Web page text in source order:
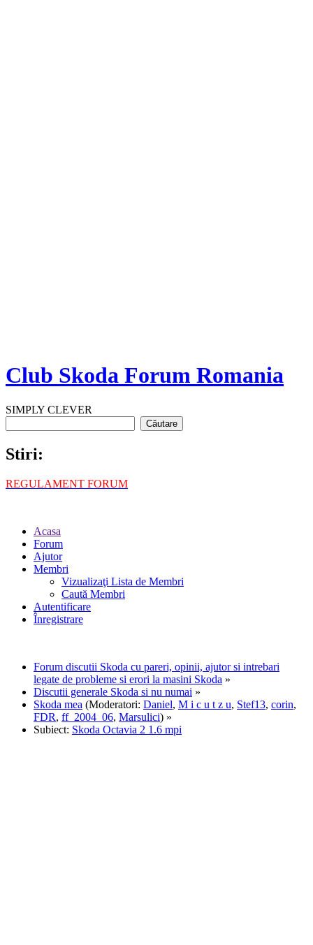
Club Skoda Forum Romania
SIMPLY CLEVER
Stiri:
REGULAMENT FORUM
Acasa
Forum
Ajutor
Membri
Vizualizaţi Lista de Membri
Caută Membri
Autentificare
Înregistrare
Forum discutii Skoda cu pareri, opinii, ajutor si intrebari
legate de probleme si erori la masini Skoda »
Discutii generale Skoda si nu numai »
Skoda mea (Moderatori: Daniel, M i c u t z u, Stef13, corin,
FDR, ff_2004_06, Marsulici) »
Subiect: Skoda Octavia 2 1.6 mpi